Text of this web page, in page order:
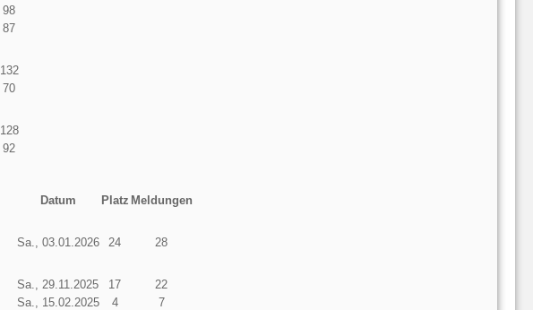
98
87
132
70
128
92
Datum Platz Meldungen
Sa., 03.01.2026 24 28
Sa., 29.11.2025 17
22
Sa., 15.02.2025 4 7